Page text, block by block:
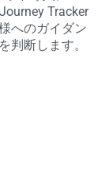
Tracker
へのガイダン
判断します。